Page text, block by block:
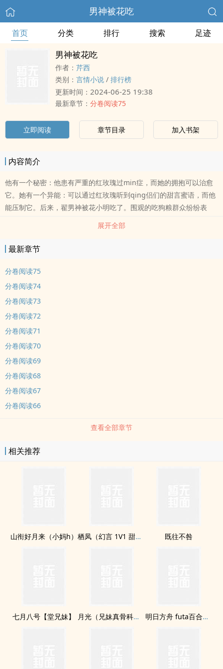
男神被花吃
首页 分类 排行 搜索 足迹
男神被花吃
作者： 芹西
类别： 言情小说 / 排行榜
更新时间： 2024-06-25 19:38
最新章节： 分卷阅读75
立即阅读 章节目录 加入书架
内容简介
他有一个秘密：他患有严重的红玫瑰过min症，而她的拥抱可以治愈
它。她有一个异能：可以通过红玫瑰听到qing侣们的甜言蜜语，而他
能压制它。后来，翟男神被花小明吃了。围观的吃狗粮群众纷纷表
示：狗粮很贵，求慢点撒！你们现在撒出的狗粮，都是我们当初点的
赞！一句话文案：患有红玫瑰过min症的心理治疗师X拥有异能的花店
店主 HE
展开全部
最新章节
分卷阅读75
分卷阅读74
分卷阅读73
分卷阅读72
分卷阅读71
分卷阅读70
分卷阅读69
分卷阅读68
分卷阅读67
分卷阅读66
查看全部章节
相关推荐
山衔好月来（小妈h） 栖凤（幻言 1V1 甜H） 既往不咎
七月八号【堂兄妹】 月光（兄妹真骨科）if线已完结 明日方舟 futa百合各zhongluan炖